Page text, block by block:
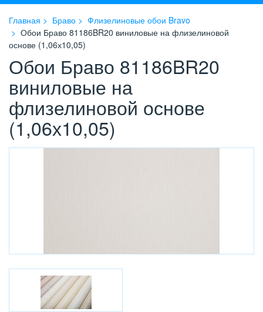
Главная Браво
Флизелиновые обои Bravo
Обои Браво 81186BR20 виниловые на флизелиновой
основе (1,06х10,05)
Обои Браво 81186BR20
виниловые на
флизелиновой основе
(1,06х10,05)